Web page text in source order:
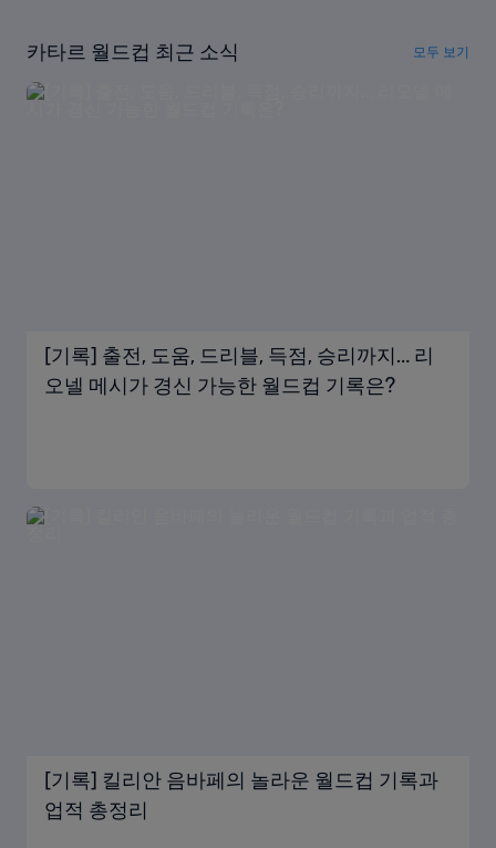
카타르 월드컵 최근 소식 모두 보기
[기록] 출전, 도움, 드리블, 득점, 승리까지… 리
오넬 메시가 경신 가능한 월드컵 기록은?
[기록] 킬리안 음바페의 놀라운 월드컵 기록과
업적 총정리